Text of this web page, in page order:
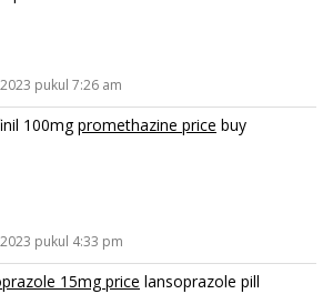
pukul 7:26 am
100mgpromethazine price buy
pukul 4:33 pm
15mg price lansoprazole pill